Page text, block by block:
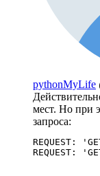
pythonMyLife
мест. Но при
запроса:
REQUEST:
REQUEST: